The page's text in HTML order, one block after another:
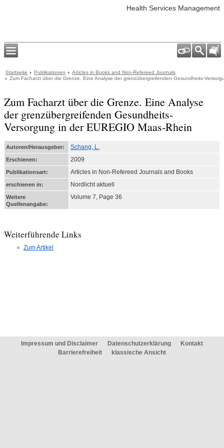
Health Services Management
Startseite Publikationen
Articles in Books and Non-Refereed Journals
Zum Facharzt über die Grenze. Eine Analyse der grenzübergreifenden Gesundheits-
Zum Facharzt über die Grenze. Eine Analyse
der grenzübergreifenden Gesundheits-
Versorgung in der EUREGIO Maas-Rhein
Autoren/Herausgeber: Schang, L.
Erschienen: 2009
Publikationsart: Articles in Non-Refereed Journals and Books
erschienen in: Nordlicht aktuell
Weitere
Quellenangabe:
Volume 7, Page 36
Weiterführende Links
Zum Artikel
Impressum und Disclaimer Datenschutzerklärung
Kontakt
Barrierefreiheit
klassische Ansicht